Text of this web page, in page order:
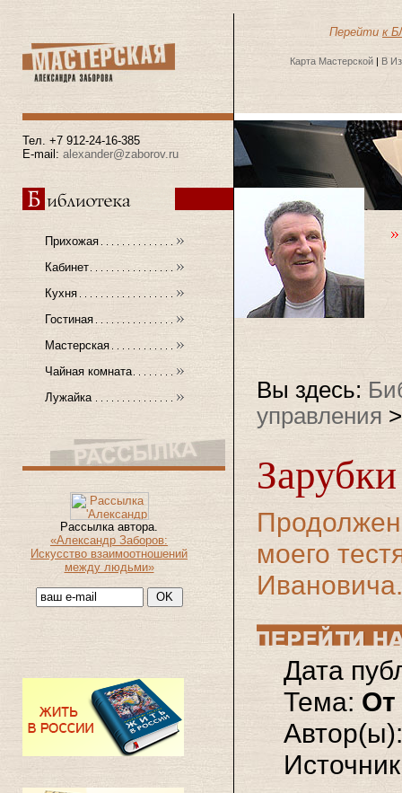
Перейти к
Карта Мастерской | В
Тел. +7 912-24-16-385
E-mail: alexander@zaborov.ru
Прихожая
Кабинет
Кухня
Гостиная
Мастерская
Чайная комната
Лужайка
Рассылка автора.
«Александр Заборов:
Искусство взаимоотношений
между людьми»
Вы здесь:
управления
моего
Ивановича.
Дата
Тема: От